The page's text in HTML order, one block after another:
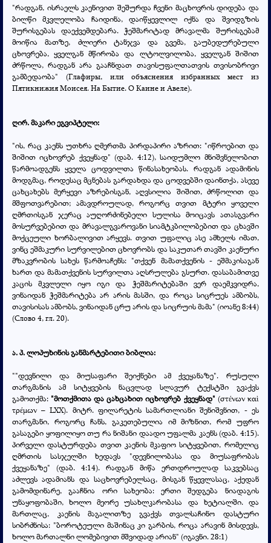
"რადგან, ისრაელს კაენივით შეშურდა ჩვენი მაცხოვრის დიდება და
ბილწი მკვლელობა ჩაიდინა, დაიწყევლილ იქნა და შვიდგზის
შურისგებას დაექვემდებარა. ჭეშმარიტად მრავალმა შურისგებამ
მოიწია მათზე, ძლიერი ტანჯვა და გვემა, გაუბედურებული
ცხოვრება, ყველგან მწირობა და ლტოლვილობა, ყველგან შიშით
ძრწოლა, რადგან არა გააჩნდათ თავისუფალთათვის თვისობრივი
გამბედაობა" (Глафиры, или объяснения избранных мест из
Пятикнижия Моисея. На Бытие. О Каине и Авеле).
ღირ. მაკარი ეგვიპტელი:
"ის, რაც კაენს უთხრა ღმერთმა პირდაპირი აზრით: "იწროებით და
შიშით იცხოვრებ ქვეყნად" (დაბ. 4:12), საიდუმლო მნიშვნელობით
წარმოადგენს ყველა ცოდვილთა წინასახეობას. რადგან ადამინის
მოდგმაც, როდესაც მცნებას გარდახდა და ცოდვებში დაინთქა, ასევე
ცახცახებს მერყევი აზრებისგან, აღვსილია შიშით, ძრწოლით და
მშფოთვარებით; ამავდროულად, როგორც თვით მტერი ყოველი
ღმრთისგან ჯერაც აუღორძინებელი სულისა მოიცავს ათასგვარი
მოსურვებებით და მრავალგვაროვანი სიამტკბილობებით და ცხავში
მოქცეული ხორბალივით არყევს. თვით უფალიც ასე ამხელს იმათ,
ვინც ეშმაკური სურვილებით ცხოვრობს და საკუთარ თავში კაენური
მზაკვრობის სახეს წარმოაჩენს: "თქვენ მამათქვენის - ეშმაკისაგან
ხართ და მამათქვენის სურვილთა აღსრულება გსურთ. დასაბამითვე
კაცის მკვლელი იყო იგი და ჭეშმარიტებაში ვერ დაემკვიდრა,
ვინაიდან ჭეშმარიტება არ არის მასში, და როცა სიცრუეს ამბობს,
თავისისას ამბობს, ვინაიდან ცრუ არის და სიცრუის მამა" (იოანე 8:44)
(Слово 4, гл. 20).
ა. პ. ლოპუხინის განმარტებითი ბიბლია:
""დევნილი და მიუსაფარი შეიქნები ამ ქვეყანაზე". რუსული
თარგმანის ამ სიტყვების ნაცვლად სლავურ ტექსტში გვაქვს
გამოთქმა: "მოთქმითა და ცახცახით იცხოვრებ ქვეყნად" (στένων καὶ
τρέμων– LXX). მიტრ. ფილარეტის სამართლიანი შენიშვნით, - ეს
თარგმანი, როგორც ჩანს, გაკეთებულია იმ მიზნით, რომ უფრო
გასაგები ყოფილიყო თუ რა ნიშანი დაადო უფალმა კაენს (დაბ. 4:15).
პირველი დასტურდება თვით კაენის მკაფიო სიტყვებით, რომელიც
ღმრთის სასჯელში ხედავს "დევნილობასა და მიუსაფრობას
ქვეყანაზე" (დაბ. 4:14). რადგან მიწა ერთდროულად საკვებსაც
აძლევს ადამიანს და საცხოვრებელსაც, მისგან წყევლასაც, აქედან
გამომდინარე, გააჩნია ორი სახეობა: ერთი შედგება ნიადაგის
უნაყოფობაში, ხოლო მეორე უსახლკარობასა და ხეტიალში. და
მართლაც, კაენის მაგალითზე გვაქვს თვალსაჩინო დასტური
სიბრძნისა: "ბოროტეული მაშინაც კი გარბის, როცა არავინ მისდევს,
ხოლო მართალნი ლომებივით მშვიდად არიან" (იგავნი. 28:1)